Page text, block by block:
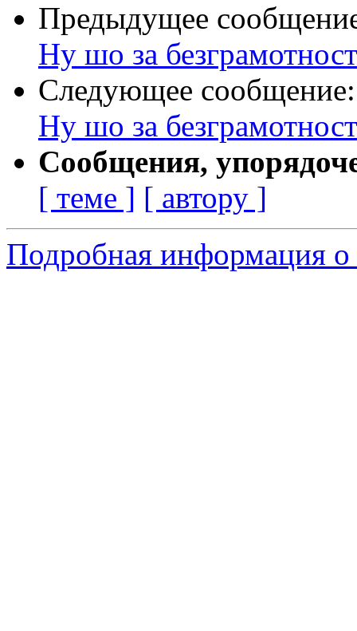
Предыдущее
Ну шо за
Следующее
Ну шо за
Сообщения,
[ теме ] [ автору ]
Подробная информация о